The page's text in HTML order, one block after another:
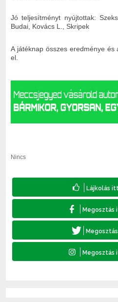
Jó teljesítményt nyújtottak:
Budai, Kovács L., Skripek
A játéknap összes eredménye és
el.
Nincs